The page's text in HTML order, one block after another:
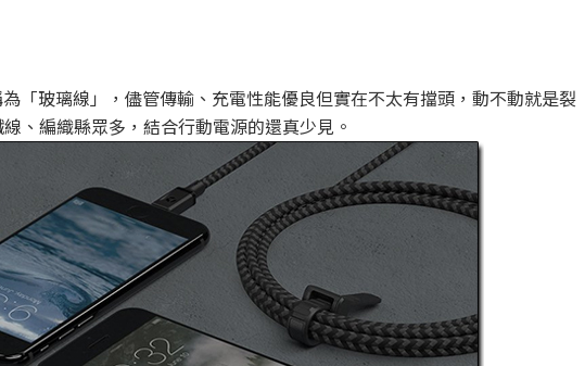
「玻璃線」，儘管傳輸、充電性能優良但實在不太有擋頭，動不動就是裂
、編織縣眾多，結合行動電源的還真少見。